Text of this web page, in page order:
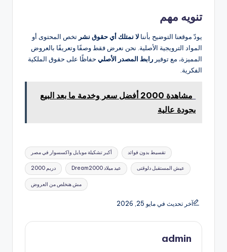
تنويه مهم
يودّ موقعنا التوضيح بأننا لا نمتلك أي حقوق نشر تخص المحتوى أو
المواد الترويجية الأصلية. نحن نعرض فقط وصفًا وتعريفًا بالعروض
المميزة، مع توفير رابط المصدر الأصلي حفاظًا على حقوق الملكية
الفكرية.
مشاهدة 2000 أفضل سعر وخدمة ما بعد البيع
بجودة عالية
أكبر تشكيلة موبايل واكسسوار في مصر تقسيط بدون فوائد
دريم 2000 عيد ميلاد Dream2000 عيش المستقبل دلوقتى
مش هنخلص من العروض
آخر تحديث في مايو 25, 2026
admin